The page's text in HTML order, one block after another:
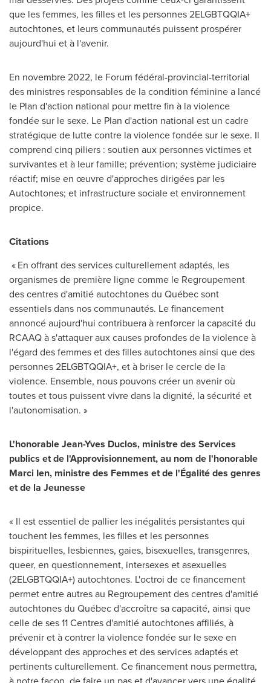
que les femmes, les filles et les personnes 2ELGBTQQIA+
autochtones, et leurs communautés puissent prospérer
aujourd'hui et à l'avenir.
En novembre 2022, le Forum fédéral-provincial-territorial
des ministres responsables de la condition féminine a lancé
le Plan d'action national pour mettre fin à la violence
fondée sur le sexe. Le Plan d'action national est un cadre
stratégique de lutte contre la violence fondée sur le sexe. Il
comprend cinq piliers : soutien aux personnes victimes et
survivantes et à leur famille; prévention; système judiciaire
réactif; mise en œuvre d'approches dirigées par les
Autochtones; et infrastructure sociale et environnement
propice.
Citations
« En offrant des services culturellement adaptés, les
organismes de première ligne comme le Regroupement
des centres d'amitié autochtones du Québec sont
essentiels dans nos communautés. Le financement
annoncé aujourd'hui contribuera à renforcer la capacité du
RCAAQ à s'attaquer aux causes profondes de la violence à
l'égard des femmes et des filles autochtones ainsi que des
personnes 2ELGBTQQIA+, et à briser le cercle de la
violence. Ensemble, nous pouvons créer un avenir où
toutes et tous puissent vivre dans la dignité, la sécurité et
l'autonomisation. »
L'honorableJean-Yves Duclos, ministre des Services
publics et de l'Approvisionnement, au nom de l'honorable
Marci Ien, ministre des Femmes et de l'Égalité des genres
et de la Jeunesse
« Il est essentiel de pallier les inégalités persistantes qui
touchent les femmes, les filles et les personnes
bispirituelles, lesbiennes, gaies, bisexuelles, transgenres,
queer, en questionnement, intersexes et asexuelles
(2ELGBTQQIA+) autochtones. L'octroi de ce financement
permet entre autres au Regroupement des centres d'amitié
autochtones du Québec d'accroître sa capacité, ainsi que
celle de ses 11 Centres d'amitié autochtones affiliés, à
prévenir et à contrer la violence fondée sur le sexe en
développant des approches et des services adaptés et
pertinents culturellement. Ce financement nous permettra,